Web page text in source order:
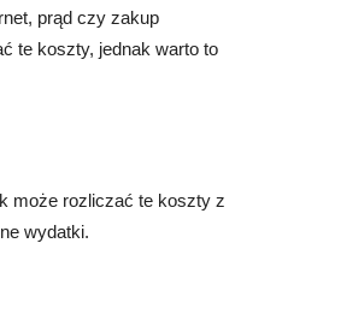
prąd czy zakup
te koszty, jednak warto to
może rozliczać te koszty z
wydatki.